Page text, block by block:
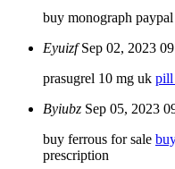
buy monograph paypal
Eyuizf Sep 02, 2023
prasugrel 10 mg uk pill
Byiubz Sep 05, 2023
buy ferrous for sale
prescription